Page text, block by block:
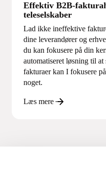
Effektiv B2B-
teleselskaber
Lad ikke ineffektive
dine leverandører og
du kan fokusere på din
automatiseret løsning til at
fakturaer kan I fokusere
noget.
Læs mere